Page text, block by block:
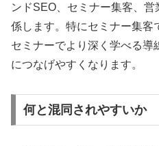
ンドSEO、セミナー集客、
係します。特にセミナー集客
セミナーでより深く学べる導
につなげやすくなります。
何と混同されやすいか